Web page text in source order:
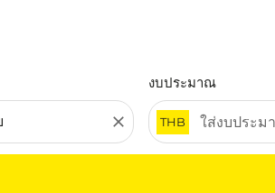
close
งบประมาณ
THB